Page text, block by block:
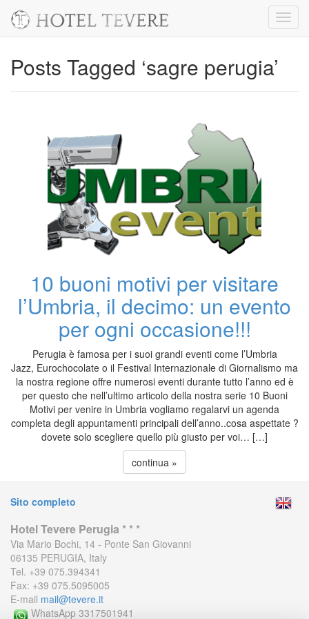
Posts Tagged ‘sagre perugia’
10 buoni motivi per visitare
l’Umbria, il decimo: un evento
per ogni occasione!!!
Perugia è famosa per i suoi grandi eventi come l’Umbria
Jazz, Eurochocolate o il Festival Internazionale di Giornalismo ma
la nostra regione offre numerosi eventi durante tutto l’anno ed è
per questo che nell’ultimo articolo della nostra serie 10 Buoni
Motivi per venire in Umbria vogliamo regalarvi un agenda
completa degli appuntamenti principali dell’anno..cosa aspettate ?
dovete solo scegliere quello più giusto per voi… […]
continua »
Sito completo
Hotel Tevere Perugia * * *
Via Mario Bochi, 14 - Ponte San Giovanni
06135 PERUGIA, Italy
Tel. +39 075.394341
Fax: +39 075.5095005
E-mail mail@tevere.it
WhatsApp 3317501941